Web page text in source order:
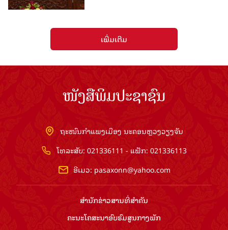
ເພີ່ມເຕີມ
ໜັງສືພິມປະຊາຊົນ
ຖະໜົນກຳແພງເມືອງ ນະຄອນຫຼວງວຽງຈັນ
ໂທລະສັບ: 021336111 - ແຟັກ: 021336113
ອີເມວ: pasaxonn@yahoo.com
ສຳ​ນັກ​ຂ່າວ​ສານ​ທີ່​ສຳ​ຄັນ​
ຄະນະໂຄສະນາອົບຮົມ​ສູນ​ກາງ​ພັກ